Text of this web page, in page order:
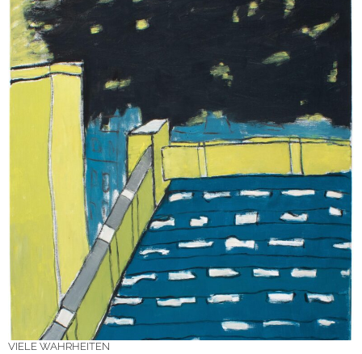
VIELE WAHRHEITEN